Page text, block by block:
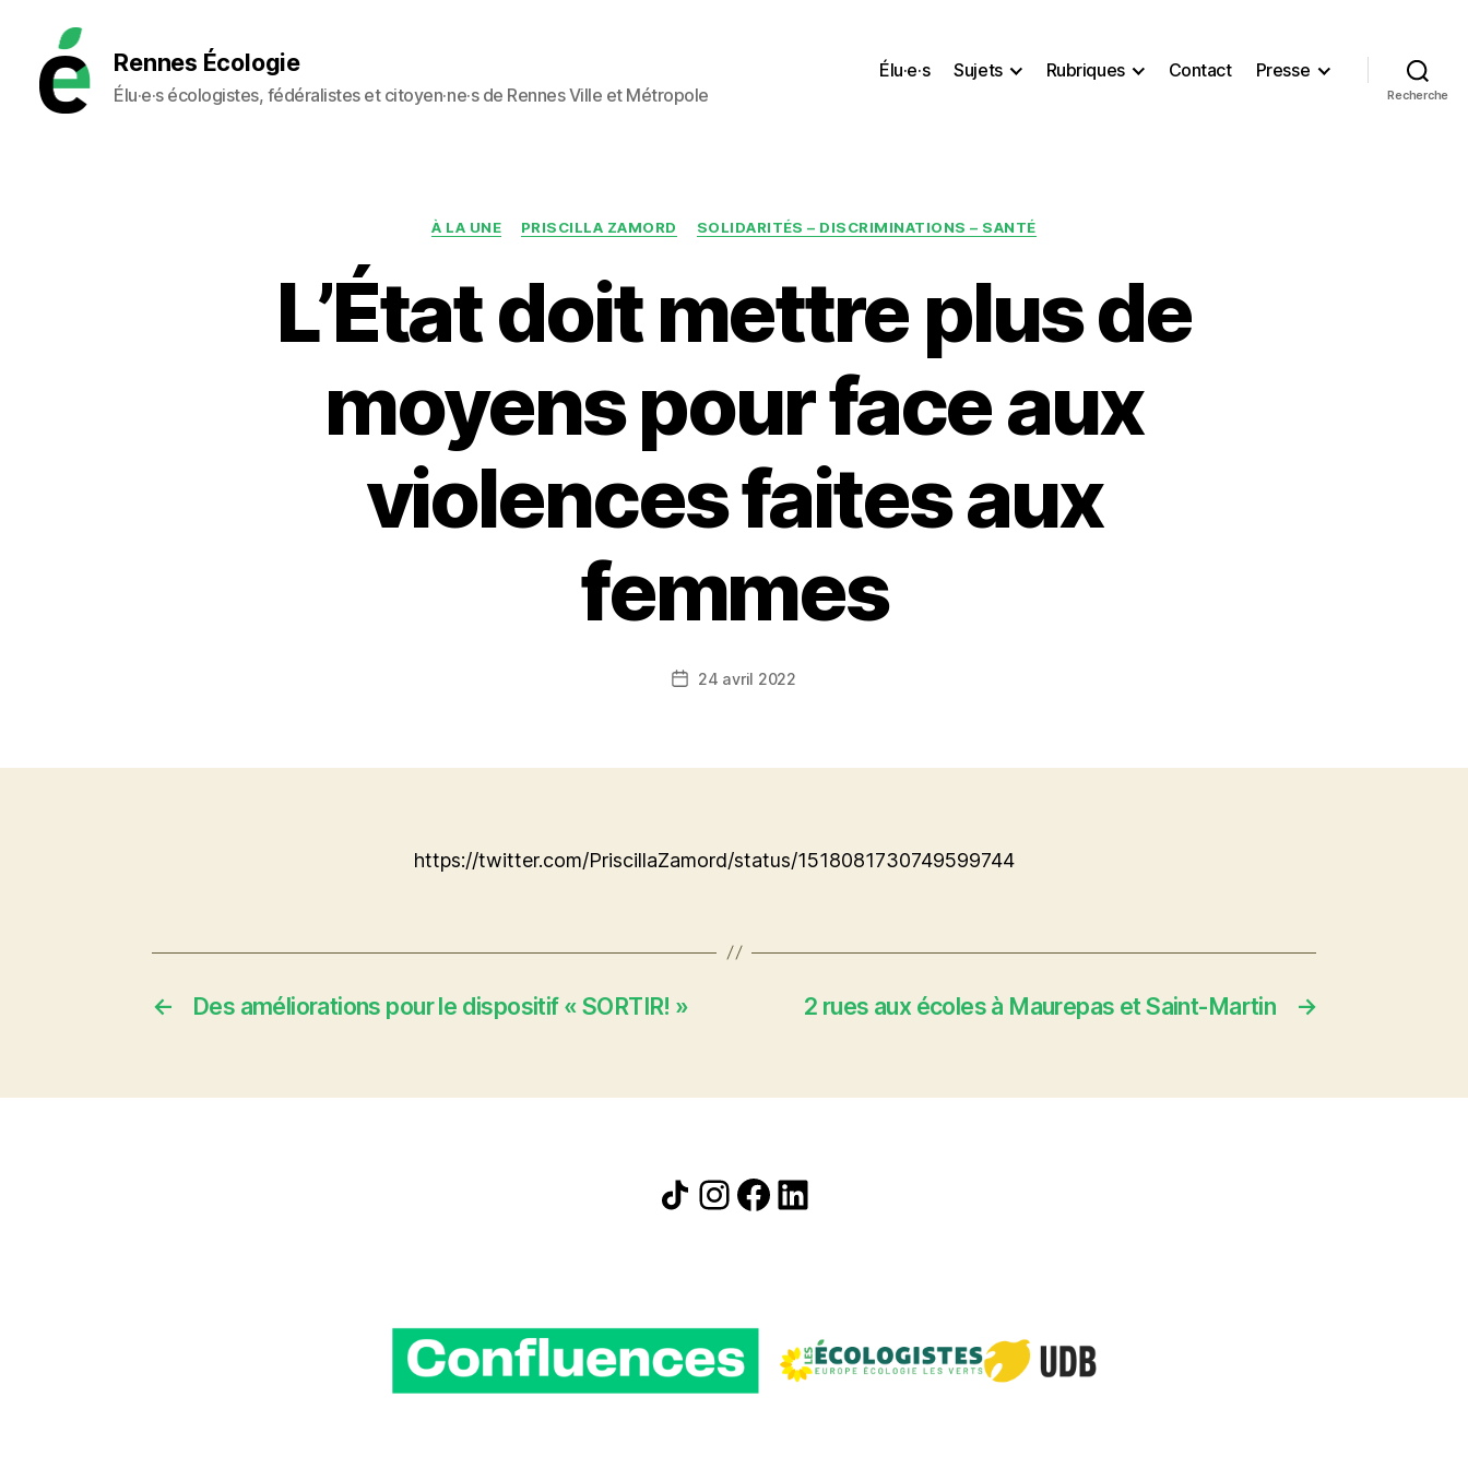
Rennes Écologie
Élu·e·s écologistes, fédéralistes et citoyen·ne·s de Rennes Ville et Métropole
Élu·e·s Sujets Rubriques Contact Presse
Recherche
Catégories
À LA UNE PRISCILLA ZAMORD SOLIDARITÉS – DISCRIMINATIONS – SANTÉ
L’État doit mettre plus de
moyens pour face aux
violences faites aux
femmes
Date24 avril 2022
https://twitter.com/PriscillaZamord/status/1518081730749599744
← Des améliorations pour le dispositif « SORTIR! » →
2 rues aux écoles à Maurepas et Saint-Martin
Icône de partage
Instagram
Facebook
LinkedIn